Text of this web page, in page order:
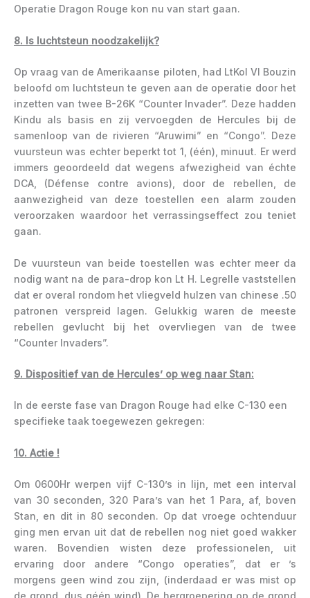
Operatie Dragon Rouge kon nu van start gaan.
8. Is luchtsteun noodzakelijk?
Op vraag van de Amerikaanse piloten, had LtKol Vl Bouzin
beloofd om luchtsteun te geven aan de operatie door het
inzetten van twee B-26K “Counter Invader”. Deze hadden
Kindu als basis en zij vervoegden de Hercules bij de
samenloop van de rivieren “Aruwimi” en “Congo”. Deze
vuursteun was echter beperkt tot 1, (één), minuut. Er werd
immers geoordeeld dat wegens afwezigheid van échte
DCA, (Défense contre avions), door de rebellen, de
aanwezigheid van deze toestellen een alarm zouden
veroorzaken waardoor het verrassingseffect zou teniet
gaan.
De vuursteun van beide toestellen was echter meer da
nodig want na de para-drop kon Lt H. Legrelle vaststellen
dat er overal rondom het vliegveld hulzen van chinese .50
patronen verspreid lagen. Gelukkig waren de meeste
rebellen gevlucht bij het overvliegen van de twee
“Counter Invaders”.
9. Dispositief van de Hercules’ op weg naar Stan:
In de eerste fase van Dragon Rouge had elke C-130 een
specifieke taak toegewezen gekregen:
10. Actie !
Om 0600Hr werpen vijf C-130’s in lijn, met een interval
van 30 seconden, 320 Para’s van het 1 Para, af, boven
Stan, en dit in 80 seconden. Op dat vroege ochtenduur
ging men ervan uit dat de rebellen nog niet goed wakker
waren. Bovendien wisten deze professionelen, uit
ervaring door andere “Congo operaties”, dat er ’s
morgens geen wind zou zijn, (inderdaad er was mist op
de grond, dus géén wind). De hergroepering op de grond